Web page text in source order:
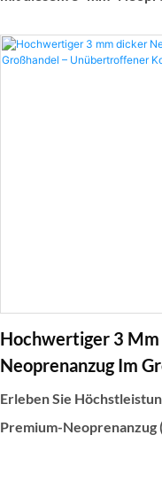
schwimmen. Dieser
Hochwertiger 3
Neoprenanzug Im
Unübertroffener
Erleben Sie
Premium-Neoprenanzug